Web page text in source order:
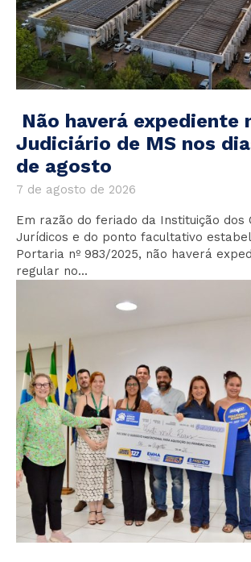
Não haverá expediente
Judiciário de MS nos
de agosto
7 de agosto de 2026
Em razão do feriado da Instituição dos
Jurídicos e do ponto facultativo
Portaria nº 983/2025, não haverá
regular no...